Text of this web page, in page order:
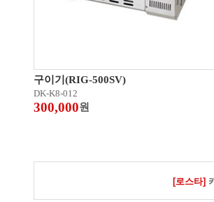
구이기(RIG-500SV)
DK-K8-012
300,000원
[로스타]